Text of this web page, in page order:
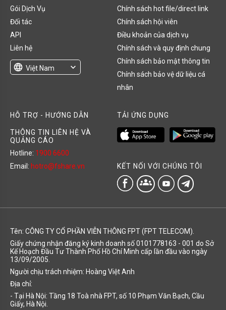
Gói Dịch Vụ
Đối tác
API
Liên hệ
language Việt Nam
expand_more
Chính sách hot file/direct link
Chính sách hội viên
Điều khoản của dịch vụ
Chính sách và quy định chung
Chính sách bảo mật thông tin
Chính sách bảo vệ dữ liệu cá
nhân
HỖ TRỢ - HƯỚNG DẪN
THÔNG TIN LIÊN HỆ VÀ
QUẢNG CÁO
Hotline: 1900 6600
Email: hotro@fshare.vn
TẢI ỨNG DỤNG
KẾT NỐI VỚI CHÚNG TÔI
groups
Tên: CÔNG TY CỔ PHẦN VIỄN THÔNG FPT (FPT TELECOM).
Giấy chứng nhận đăng ký kinh doanh số 0101778163 - 001 do Sở
Kế Hoạch Đầu Tư Thành Phố Hồ Chí Minh cấp lần đầu vào ngày
13/09/2005.
Người chịu trách nhiệm: Hoàng Việt Anh
Địa chỉ:
- Tại Hà Nội: Tầng 18 Toà nhà FPT, số 10 Phạm Văn Bạch, Cầu
Giấy, Hà Nội.